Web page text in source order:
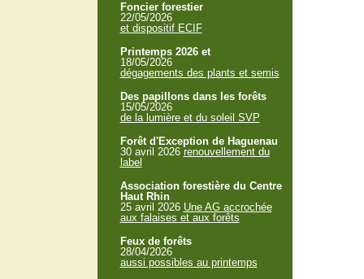
Foncier forestier
22/05/2026
et dispositif ECIF
Printemps 2026 et
18/05/2026
dégagements des plants et semis
Des papillons dans les forêts
15/05/2026
de la lumière et du soleil SVP
Forêt d'Exception de Haguenau
30 avril 2026 renouvellement du
label
Association forestière du Centre
Haut Rhin
25 avril 2026 Une AG accrochée
aux falaises et aux forêts
Feux de forêts
28/04/2026
aussi possibles au printemps